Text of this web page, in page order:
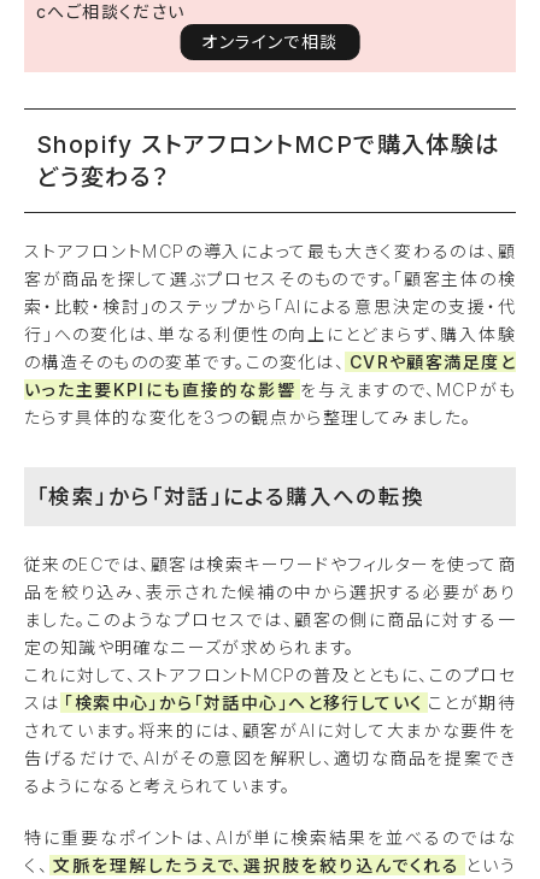
cへご相談ください
オンラインで相談
Shopify ストアフロントMCPで購入体験は
どう変わる？
ストアフロントMCPの導入によって最も大きく変わるのは、顧
客が商品を探して選ぶプロセスそのものです。「顧客主体の検
索・比較・検討」のステップから「AIによる意思決定の支援・代
行」への変化は、単なる利便性の向上にとどまらず、購入体験
の構造そのものの変革です。この変化は、 CVRや顧客満足度と
いった主要KPIにも直接的な影響 を与えますので、MCPがも
たらす具体的な変化を3つの観点から整理してみました。
「検索」から「対話」による購入への転換
従来のECでは、顧客は検索キーワードやフィルターを使って商
品を絞り込み、表示された候補の中から選択する必要があり
ました。このようなプロセスでは、顧客の側に商品に対する一
定の知識や明確なニーズが求められます。
これに対して、ストアフロントMCPの普及とともに、このプロセ
スは 「検索中心」から「対話中心」へと移行していく ことが期待
されています。将来的には、顧客がAIに対して大まかな要件を
告げるだけで、AIがその意図を解釈し、適切な商品を提案でき
るようになると考えられています。
特に重要なポイントは、AIが単に検索結果を並べるのではな
く、 文脈を理解したうえで、選択肢を絞り込んでくれる という